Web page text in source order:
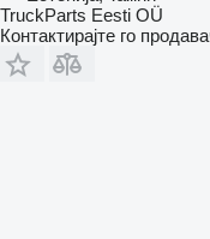
TruckParts Eesti OÜ
Контактирајте го